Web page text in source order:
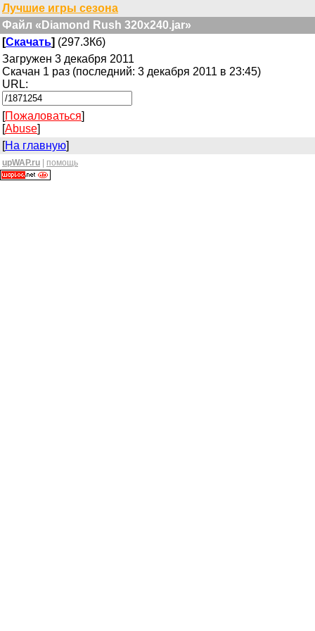
Лучшие игры сезона
Файл «Diamond Rush 320x240.jar»
[Скачать] (297.3Кб)
Загружен 3 декабря 2011
Скачан 1 раз (последний: 3 декабря 2011 в 23:45)
URL:
[Пожаловаться]
[Abuse]
[На главную]
upWAP.ru помощь